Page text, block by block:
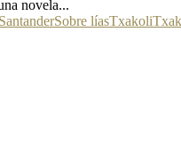
novela...
SantanderSobre líasTxakoli